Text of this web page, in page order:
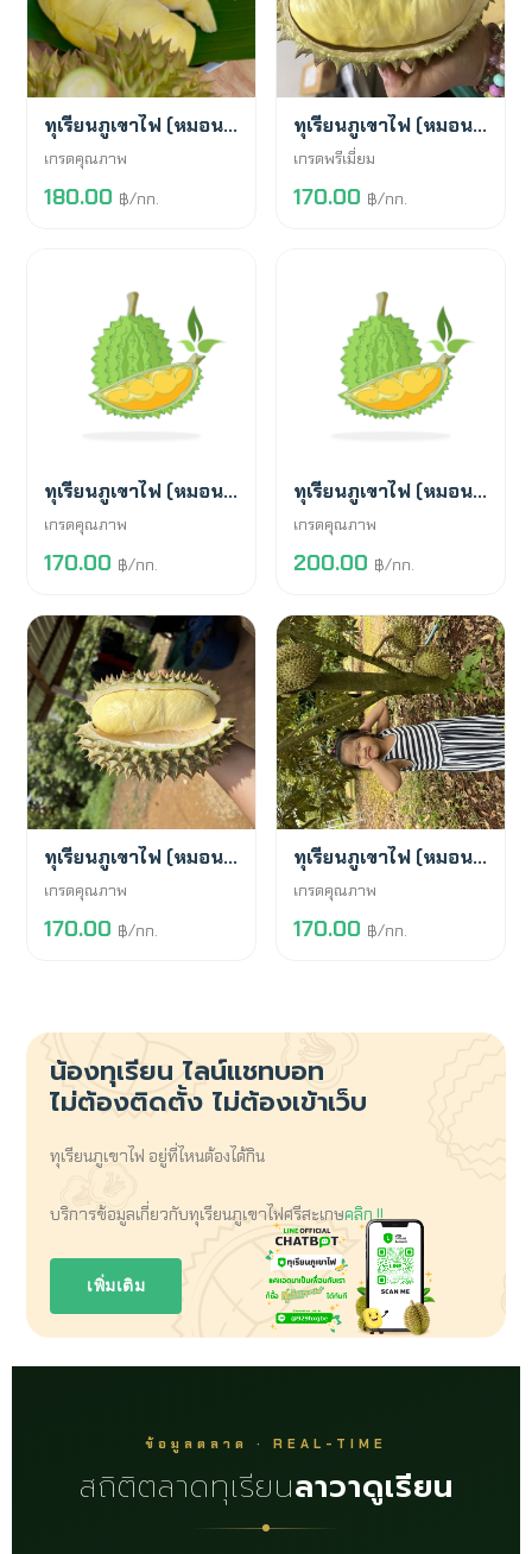
พร้อมขาย ทุเรียนภูเขาไฟ (หมอนทอง)
เกรดคุณภาพ
180.00 ฿/กก.
พร้อมขาย ทุเรียนภูเขาไฟ (หมอนทอง)
เกรดพรีเมี่ยม
170.00 ฿/กก.
พร้อมขาย ทุเรียนภูเขาไฟ (หมอนทอง)
เกรดคุณภาพ
170.00 ฿/กก.
สั่งจองล่วงหน้า ทุเรียนภูเขาไฟ (หมอนทอง)
เกรดคุณภาพ
200.00 ฿/กก.
พร้อมขาย ทุเรียนภูเขาไฟ (หมอนทอง)
เกรดคุณภาพ
170.00 ฿/กก.
พร้อมขาย ทุเรียนภูเขาไฟ (หมอนทอง)
เกรดคุณภาพ
170.00 ฿/กก.
น้องทุเรียน ไลน์แชทบอท
ไม่ต้องติดตั้ง ไม่ต้องเข้าเว็บ
ทุเรียนภูเขาไฟ อยู่ที่ไหนต้องได้กิน
บริการข้อมูลเกี่ยวกับทุเรียนภูเขาไฟศรีสะเกษคลิก !!
เพิ่มเติม
ข้อมูลตลาด · REAL-TIME
สถิติตลาดทุเรียนลาวาดูเรียน